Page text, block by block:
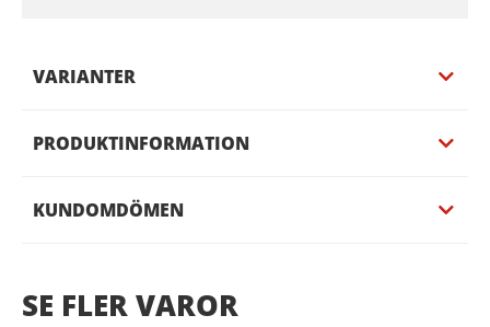
VARIANTER
PRODUKTINFORMATION
KUNDOMDÖMEN
SE FLER VAROR